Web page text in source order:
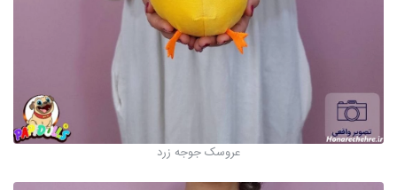
عروسک جوجه زرد